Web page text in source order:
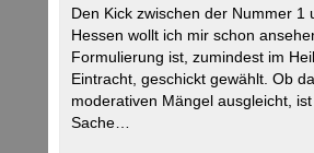
Den Kick zwischen der Nummer 1
Hessen wollt ich mir schon
Formulierung ist, zumindest im
Eintracht, geschickt gewählt. Ob
moderativen Mängel ausgleicht,
Sache…